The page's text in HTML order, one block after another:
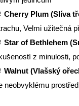
Cherry Plum (Slíva
Velmi užitečná
Star of Bethlehem
z minulosti,
Walnut (Vlašský
neobvyklému